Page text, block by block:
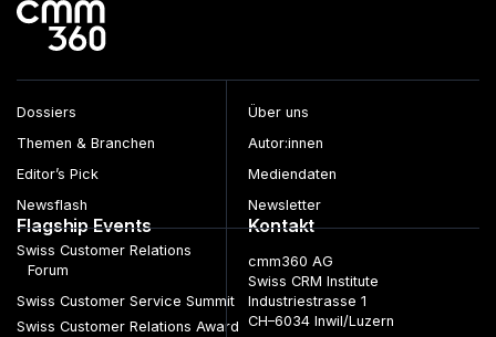
Dossiers
Themen & Branchen
Editor’s Pick
Newsflash
Über uns
Autor:innen
Mediendaten
Newsletter
Flagship Events
Swiss Customer Relations
Forum
Swiss Customer Service Summit
Swiss Customer Relations Award
Kontakt
cmm360 AG
Swiss CRM Institute
Industriestrasse 1
CH–6034 Inwil/Luzern